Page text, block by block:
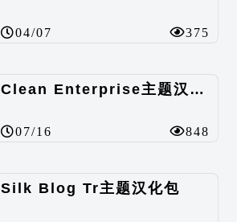
04/07 375
Clean Enterprise主题汉化包
07/16 848
Silk Blog Tr主题汉化包